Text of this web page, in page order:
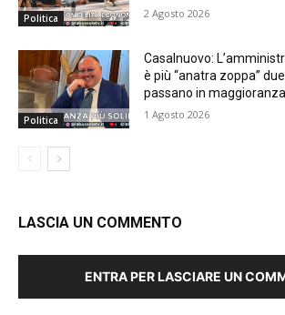
Politica 2 Agosto 2026
Politica
Casalnuovo:
è più “anatra zoppa”
passano in maggioranza
1 Agosto 2026
LASCIA UN COMMENTO
ENTRA PER LASCIARE UN